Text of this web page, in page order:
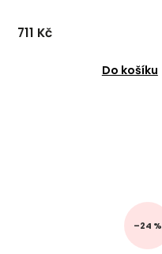
711 Kč
Do košíku
–24 %